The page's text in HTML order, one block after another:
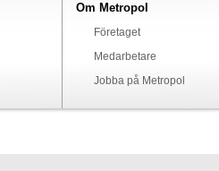
Om Metropol
Företaget
Medarbetare
Jobba på Metropol